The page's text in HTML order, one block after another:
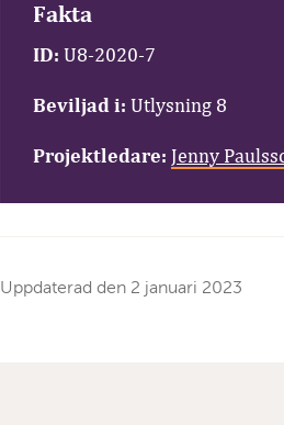
Fakta
ID: U8-2020-7
Beviljad i: Utlysning 8
Projektledare: Jenny
Uppdaterad den 2 januari 2023